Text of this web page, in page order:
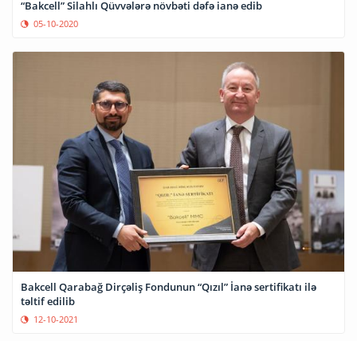
“Bakcell” Silahlı Qüvvələrə növbəti dəfə ianə edib
05-10-2020
Bakcell Qarabağ Dirçəliş Fondunun “Qızıl” İanə sertifikatı ilə
təltif edilib
12-10-2021